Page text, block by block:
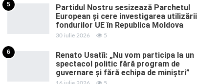
5
Partidul Nostru sesizează Parchetul
European și cere investigarea utilizării
fondurilor UE în Republica Moldova
30 iulie 2026 5
6
Renato Usatîi: „Nu vom participa la un
spectacol politic fără program de
guvernare și fără echipa de miniștri”